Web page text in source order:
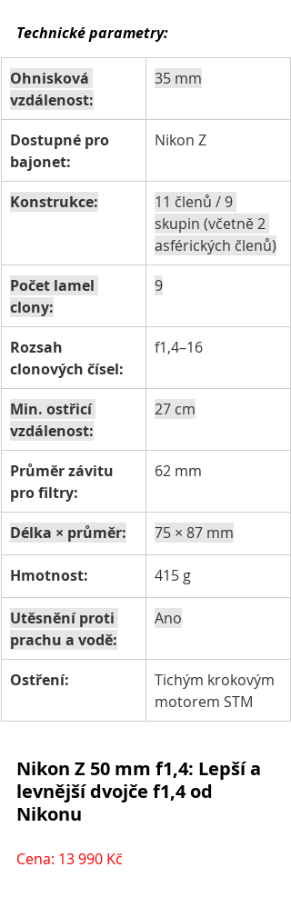
Technické parametry:
Ohnisková
vzdálenost:
35 mm
Dostupné pro
bajonet:
Nikon Z
Konstrukce:
11 členů / 9
skupin (včetně 2
asférických členů)
Počet lamel
clony:
9
Rozsah
clonových čísel:
f1,4–16
Min. ostřicí
vzdálenost:
27 cm
Průměr závitu
pro filtry:
62 mm
Délka × průměr: 75 × 87 mm
Hmotnost: 415 g
Utěsnění proti
prachu a vodě:
Ano
Ostření:
Tichým krokovým
motorem STM
Nikon Z 50 mm f1,4: Lepší a
levnější dvojče f1,4 od
Nikonu
Cena: 13 990 Kč